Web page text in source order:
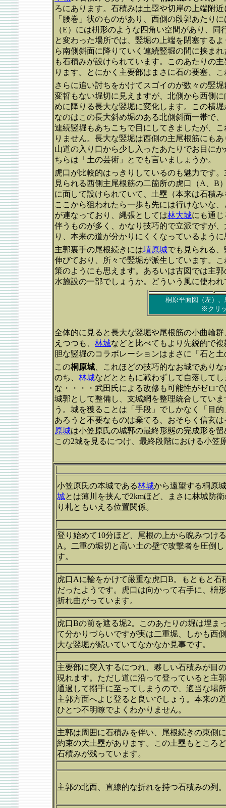
ろにあります。石積みは土塁や切岸の上端附
「腰巻」状のものがあり、西側の段郭あたり
（E）には枡形のような四角い空間があり、
と変わった場所では、竪堀の上端を閉塞する
ら南側斜面に降りていく連続竪堀の間に挟ま
も石積みが設けられています。このあたりの
ります。とにかく主要部はまさに石の要塞、
さらに追い討ちをかけてスゴイのが数々の竪
変哲もない堀切に見えますが、北側から西側
めに降りる長大な竪堀に変化します。この横
なのはこの長大斜め堀のある北側斜面一帯で
連続竪堀もあちこちで目にしてきましたが、
りません。長大な竪堀は西側の主尾根筋にも
山道の入り口から少し入ったあたりでお目に
ちらは「土の芸術」とでも言いましょうか。
虎口が比較的はっきりしているのも魅力です
見られる西側主尾根筋の二箇所の虎口（A、B
に面して設けられていて、土塁（本来は石積
ここから狙われたら一歩も先には行けないな
が連なっており、縄張としては林大城にも通
伴うものが多く、かなり技巧的で立派ですが
り、本来の道が分かりにくくなっているよう
主郭裏手の尾根続きには埴原城でも見られる
伸びており、所々で竪堀が派生しています。
策のようにも思えます。あるいは古図では主
水施設の一部でしょうか。どういう風に使わ
桐原平面図（左）
※クリ
全体的に見ると長大な竪堀や尾根筋の小曲輪
えつつも、 林城などと比べてもより先鋭的で
胆な竪堀のコラボレーションはまさに「石と
この桐原城 、これほどの技巧的なお城であり
のち、 林城などとともに戦わずして自落して
な・・・・武田氏による改修も可能性がゼロ
城郭として整備し、支城網を整理統合していま
う。城を獲ることは「手段」でしかなく「目
あろうと不要なものは棄てる、おそらく信玄
原城は小笠原氏の城郭の最終形態の完成形を
この2城を見るにつけ、最終段階における小
小笠原氏の本城である林城から遠望する桐原
城とは薄川を挟んで2kmほど、まさに林城防
り札ともいえる位置関係。
登り始めて10分ほど、尾根の上から睨みつけ
A。二重の堀切と高い土の壁で攻撃者を圧倒し
す。
虎口Aに輪をかけて厳重な虎口B。もともと石
だったようです。虎口は向かって右手に、枡
折れ曲がっています。
虎口Bの前を遮る堀2。このあたりの堀は埋ま
て分かりづらいですが実は二重堀、しかも西
大な竪堀が続いていてなかなか見事です。
主要部に突入するにつれ、夥しい石積みが目
現れます。ただし道に沿って登っていると主
通過して搦手に至ってしまうので、適当な場
主郭方面へよじ登ると良いでしょう。本来の
ひとつ不明瞭でよくわかりません。
主郭は周囲に石積みを伴い、尾根続きの東側
約束の大土塁があります。この土塁もところ
石積みが残っています。
主郭の北西、直線的な折れを持つ石積みの列。